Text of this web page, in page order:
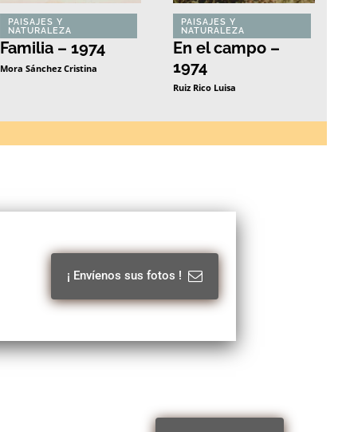
PAISAJES Y
NATURALEZA
Familia – 1974
Mora Sánchez Cristina
PAISAJES Y
NATURALEZA
En el campo –
1974
Ruiz Rico Luisa
¡ Envíenos sus fotos !